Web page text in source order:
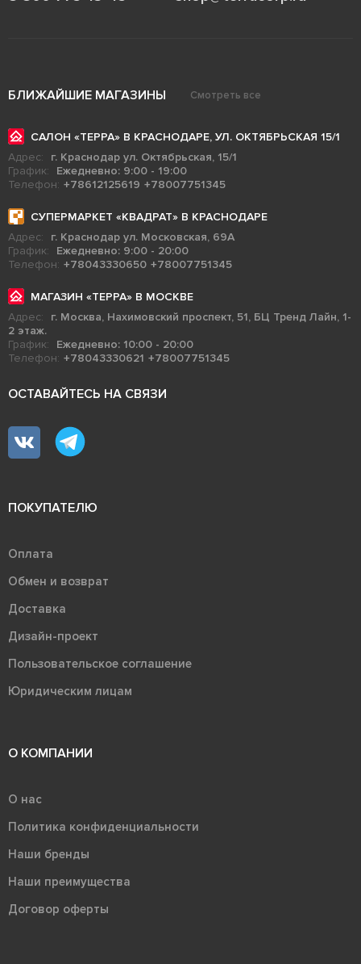
БЛИЖАЙШИЕ МАГАЗИНЫ Смотреть все
САЛОН «ТЕРРА» В КРАСНОДАРЕ, УЛ. ОКТЯБРЬСКАЯ 15/1
Адрес:
г. Краснодар ул. Октябрьская, 15/1
График:
Ежедневно: 9:00 - 19:00
Телефон: +78612125619 +78007751345
СУПЕРМАРКЕТ «КВАДРАТ» В КРАСНОДАРЕ
Адрес:
г. Краснодар ул. Московская, 69А
График:
Ежедневно: 9:00 - 20:00
Телефон: +78043330650 +78007751345
МАГАЗИН «ТЕРРА» В МОСКВЕ
Адрес:
г. Москва, Нахимовский проспект, 51, БЦ Тренд Лайн, 1-
2 этаж.
График:
Ежедневно: 10:00 - 20:00
Телефон: +78043330621 +78007751345
ОСТАВАЙТЕСЬ НА СВЯЗИ
ПОКУПАТЕЛЮ
Оплата
Обмен и возврат
Доставка
Дизайн-проект
Пользовательское соглашение
Юридическим лицам
О КОМПАНИИ
О нас
Политика конфиденциальности
Наши бренды
Наши преимущества
Договор оферты